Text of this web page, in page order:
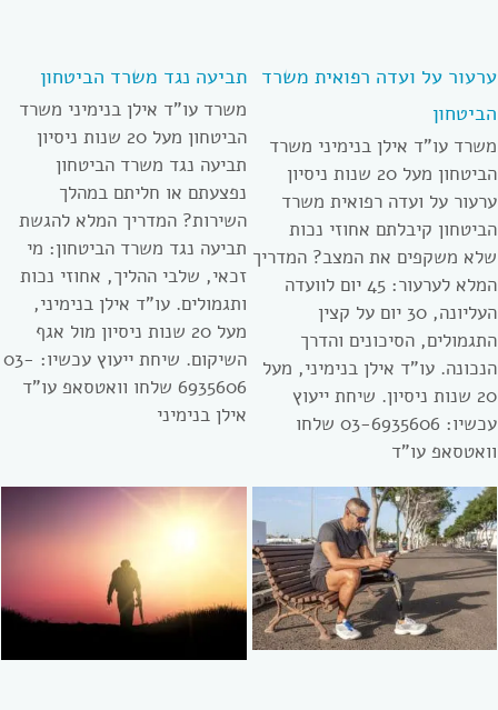
ערעור על ועדה רפואית משרד
הביטחון
משרד עו”ד אילן בנימיני משרד
הביטחון מעל 20 שנות ניסיון
ערעור על ועדה רפואית משרד
הביטחון קיבלתם אחוזי נכות
שלא משקפים את המצב? המדריך
המלא לערעור: 45 יום לוועדה
העליונה, 30 יום על קצין
התגמולים, הסיכונים והדרך
הנכונה. עו”ד אילן בנימיני, מעל
20 שנות ניסיון. שיחת ייעוץ
עכשיו: 03-6935606 שלחו
וואטסאפ עו”ד
תביעה נגד משרד הביטחון
משרד עו”ד אילן בנימיני משרד
הביטחון מעל 20 שנות ניסיון
תביעה נגד משרד הביטחון
נפצעתם או חליתם במהלך
השירות? המדריך המלא להגשת
תביעה נגד משרד הביטחון: מי
זכאי, שלבי ההליך, אחוזי נכות
ותגמולים. עו”ד אילן בנימיני,
מעל 20 שנות ניסיון מול אגף
השיקום. שיחת ייעוץ עכשיו: 03-
6935606 שלחו וואטסאפ עו”ד
אילן בנימיני